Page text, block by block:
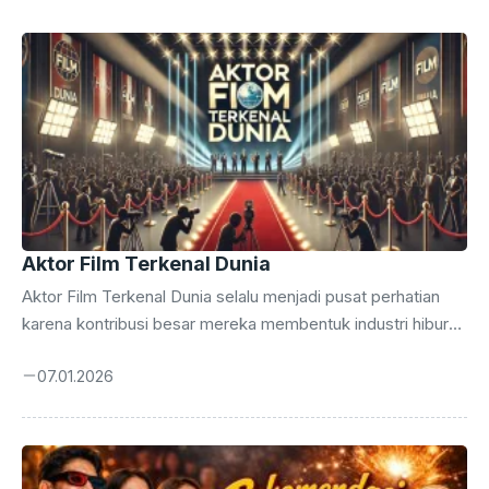
Aktor Film Terkenal Dunia
Aktor Film Terkenal Dunia selalu menjadi pusat perhatian
karena kontribusi besar mereka membentuk industri hiburan
panjang, dedikasi kuat, serta kemampuan akting yang
sosok dengan pengaruh besar di layar maupun di luar layar.
07.01.2026